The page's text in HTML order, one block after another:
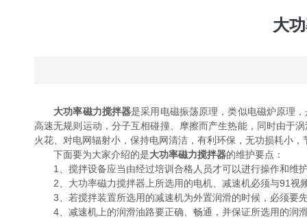
大
大功率磁力搅拌器是采用电磁振荡原理，类似电磁炉原理
高速无规则运动，分子互相碰撞、摩擦而产生热能，同时由于
火花、对电网辐射小，保持电网清洁，有利环保，无功损耗小
下面要为大家介绍的是大功率磁力搅拌器的维护要点：
1、搅拌设备应当由经过培训合格人员才可以进行操作和维
2、大功率磁力搅拌器上所选用的电机、减速机必须与91视
3、若搅拌装置所选用的减速机为外置润滑的时候，必须要
4、减速机上的润滑油路要正确、畅通，并保证所选用的润